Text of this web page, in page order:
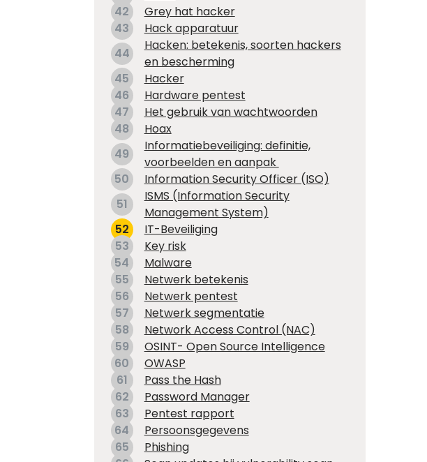
42
Grey hat hacker
43
Hack apparatuur
44
Hacken: betekenis, soorten hackers
en bescherming
45
Hacker
46
Hardware pentest
47
Het gebruik van wachtwoorden
48
Hoax
49
Informatiebeveiliging: definitie,
voorbeelden en aanpak
50
Information Security Officer (ISO)
51
ISMS (Information Security
Management System)
52
IT-Beveiliging
53
Key risk
54
Malware
55
Netwerk betekenis
56
Netwerk pentest
57
Netwerk segmentatie
58
Network Access Control (NAC)
59
OSINT- Open Source Intelligence
60
OWASP
61
Pass the Hash
62
Password Manager
63
Pentest rapport
64
Persoonsgegevens
65
Phishing